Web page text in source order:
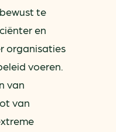
te
en
organisaties
voeren.
van
van